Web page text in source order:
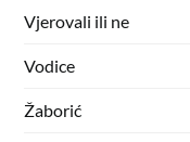
Vjerovali ili ne
Vodice
Žaborić